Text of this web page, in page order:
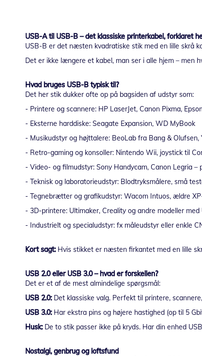
USB-A til USB-B – det klassiske printerkabel, forklaret
USB-B er det næsten kvadratiske stik med en lille skrå
Det er ikke længere et kabel, man ser i alle hjem – men
Hvad bruges USB-B typisk til?
Det her stik dukker ofte op på bagsiden af udstyr som:
- Printere og scannere: HP LaserJet, Canon Pixma,
- Eksterne harddiske: Seagate Expansion, WD MyBook
- Musikudstyr og højttalere: BeoLab fra Bang &
- Retro-gaming og konsoller: Nintendo Wii, joystick til
- Video- og filmudstyr: Sony Handycam, Canon Legria
- Teknisk og laboratorieudstyr: Blodtryksmålere, små
- Tegnebrætter og grafikudstyr: Wacom Intuos, ældre
- 3D-printere: Ultimaker, Creality og andre modeller med
- Industrielt og specialudstyr: fx måleudstyr eller enkle
Kort sagt:Hvis stikket er næsten firkantet med en lille
USB 2.0 eller USB 3.0 – hvad er forskellen?
Det er et af de mest almindelige spørgsmål:
USB 2.0:Det klassiske valg. Perfekt til printere,
USB 3.0:Har ekstra pins og højere hastighed (op til 5
Husk:De to stik passer ikke på kryds. Har din enhed
Nostalgi, genbrug og loftsfund